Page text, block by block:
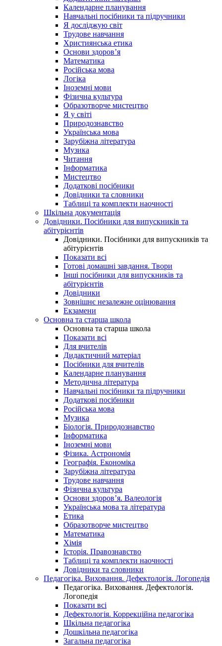
Календарне планування
Навчальні посібники та підручники
Я досліджую світ
Трудове навчання
Християнська етика
Основи здоров’я
Математика
Російська мова
Логіка
Іноземні мови
Фізична культура
Образотворче мистецтво
Я у світі
Природознавство
Українська мова
Зарубіжна література
Музика
Читання
Інформатика
Мистецтво
Додаткові посібники
Довідники та словники
Таблиці та комплекти наочності
Шкільна документація
Довідники. Посібники для випускників та
абітурієнтів
Довідники. Посібники для випускників та
абітурієнтів
Показати всі
Готові домашні завдання. Твори
Інші посібники для випускників та
абітурієнтів
Довідники
Зовнішнє незалежне оцінювання
Екзамени
Основна та старша школа
Основна та старша школа
Показати всі
Для вчителів
Дидактичний матеріал
Посібники для вчителів
Календарне планування
Методична література
Навчальні посібники та підручники
Додаткові посібники
Російська мова
Музика
Біологія. Природознавство
Інформатика
Іноземні мови
Фізика. Астрономія
Географія. Економіка
Зарубіжна література
Трудове навчання
Фізична культура
Основи здоров’я. Валеологія
Українська мова та література
Етика
Образотворче мистецтво
Математика
Хімія
Історія. Правознавство
Таблиці та комплекти наочності
Довідники та словники
Педагогіка. Виховання. Дефектологія. Логопедія
Педагогіка. Виховання. Дефектологія.
Логопедія
Показати всі
Дефектологія. Коррекційна педагогіка
Шкільна педагогіка
Дошкільна педагогіка
Загальна педагогіка